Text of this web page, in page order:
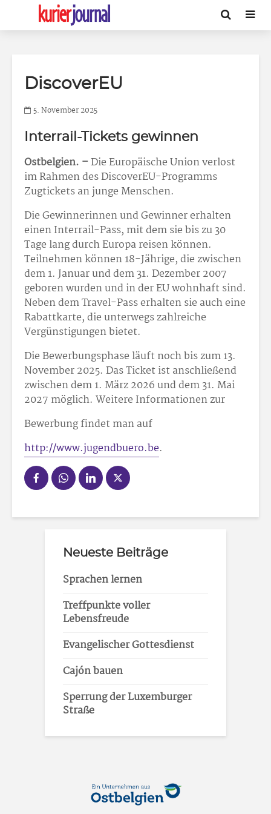
DiscoverEU
5. November 2025
Interrail-Tickets gewinnen
Ostbelgien. –Die Europäische Union verlost
im Rahmen des DiscoverEU-Programms
Zugtickets an junge Menschen.
Die Gewinnerinnen und Gewinner erhalten
einen Interrail-Pass, mit dem sie bis zu 30
Tage lang durch Europa reisen können.
Teilnehmen können 18-Jährige, die zwischen
dem 1. Januar und dem 31. Dezember 2007
geboren wurden und in der EU wohnhaft sind.
Neben dem Travel-Pass erhalten sie auch eine
Rabattkarte, die unterwegs zahlreiche
Vergünstigungen bietet.
Die Bewerbungsphase läuft noch bis zum 13.
November 2025. Das Ticket ist anschließend
zwischen dem 1. März 2026 und dem 31. Mai
2027 möglich. Weitere Informationen zur
Bewerbung findet man auf
http://www.jugendbuero.be.
Neueste Beiträge
Sprachen lernen
Treffpunkte voller
Lebensfreude
Evangelischer Gottesdienst
Cajón bauen
Sperrung der Luxemburger
Straße